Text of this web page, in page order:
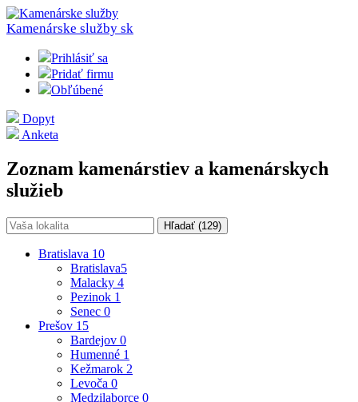
Kamenárske služby sk
Prihlásiť sa
Pridať firmu
Obľúbené
Dopyt
Anketa
Zoznam kamenárstiev a kamenárskych
služieb
Hľadať (129)
Bratislava 10
Bratislava5
Malacky 4
Pezinok 1
Senec 0
Prešov 15
Bardejov 0
Humenné 1
Kežmarok 2
Levoča 0
Medzilaborce 0